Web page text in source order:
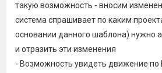
такую возможность - вносим
система спрашивает по каким
основании данного шаблона) нужно
и отразить эти изменения
- Возможность увидеть движение